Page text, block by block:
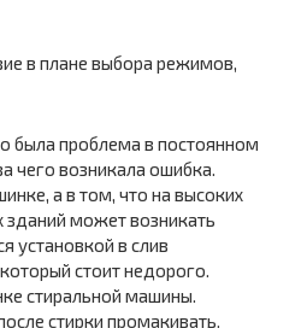
в плане выбора режимов,
была проблема в постоянном
чего возникала ошибка.
а в том, что на высоких
может возникать
установкой в слив
стоит недорого.
стиральной машины.
стирки промакивать.